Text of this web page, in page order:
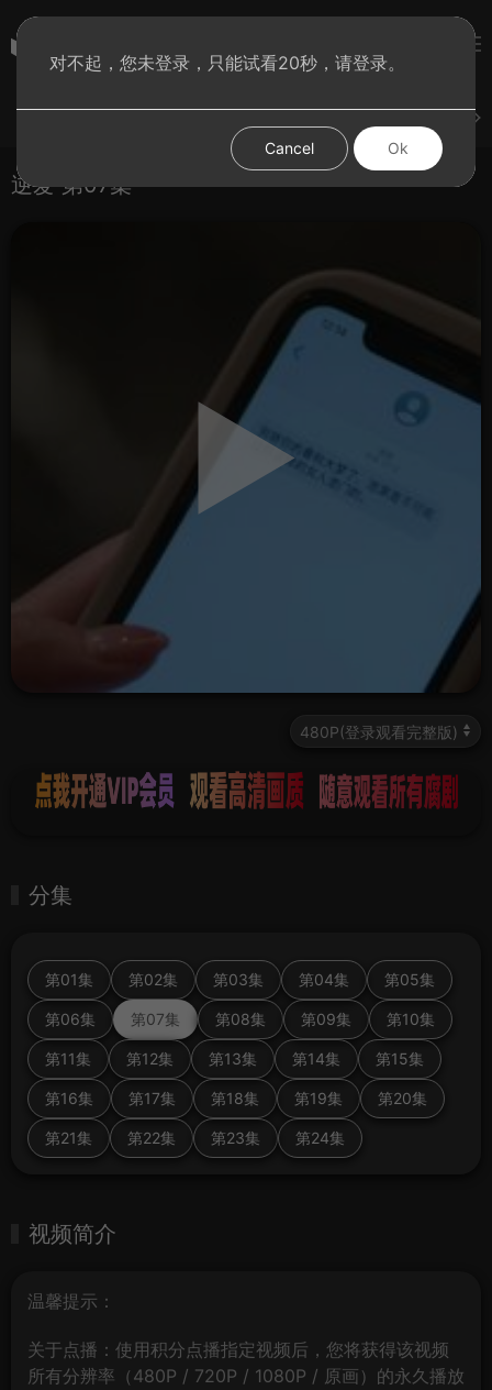
逆爱 第07集
分集
第01集 第02集 第03集 第04集 第05集
第06集 第07集 第08集 第09集 第10集
第11集 第12集 第13集 第14集 第15集
第16集 第17集 第18集 第19集 第20集
第21集 第22集 第23集 第24集
视频简介
温馨提示：
关于点播：使用积分点播指定视频后，您将获得该视频
所有分辨率（480P / 720P / 1080P / 原画）的永久播放
对不起，您未登录，只能试看20秒，请登录。
Cancel Ok